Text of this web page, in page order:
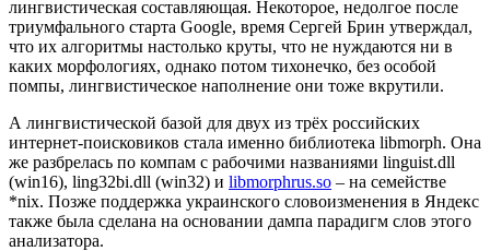
лингвистическая составляющая. Некоторое, недолгое после
триумфального старта Google, время Сергей Брин утверждал,
что их алгоритмы настолько круты, что не нуждаются ни в
каких морфологиях, однако потом тихонечко, без особой
помпы, лингвистическое наполнение они тоже вкрутили.
А лингвистической базой для двух из трёх российских
интернет-поисковиков стала именно библиотека libmorph. Она
же разбрелась по компам с рабочими названиями linguist.dll
(win16), ling32bi.dll (win32) и libmorphrus.so – на семействе
*nix. Позже поддержка украинского словоизменения в Яндекс
также была сделана на основании дампа парадигм слов этого
анализатора.